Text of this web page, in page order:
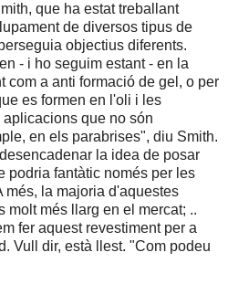
, que ha estat treballant
de diversos tipus de
objectius diferents.
- i ho seguim estant - en la
com a anti formació de gel, o per
es formen en l'oli i les
aplicacions que no són
, en els parabrises", diu Smith.
la idea de posar
podria fantàtic només per les
més, la majoria d'aquestes
molt més llarg en el mercat; ..
fer aquest revestiment per a
. Vull dir, està llest. "Com podeu